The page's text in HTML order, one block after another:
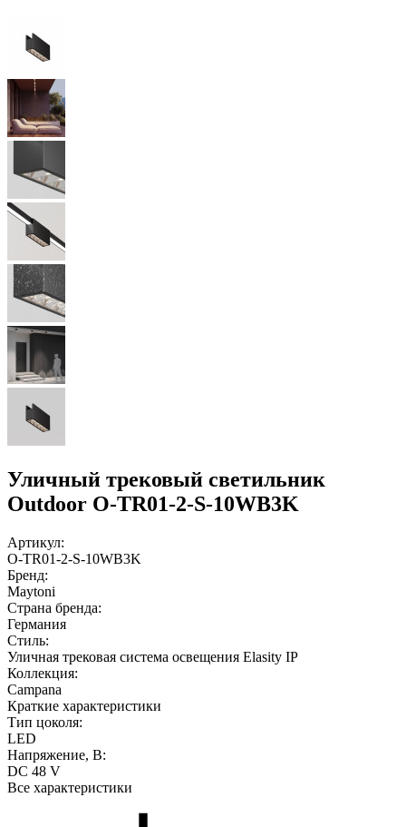
Уличный трековый светильник
Outdoor O-TR01-2-S-10WB3K
Артикул:
O-TR01-2-S-10WB3K
Бренд:
Maytoni
Страна бренда:
Германия
Стиль:
Уличная трековая система освещения Elasity IP
Коллекция:
Campana
Краткие характеристики
Тип цоколя:
LED
Напряжение, В:
DC 48 V
Все характеристики